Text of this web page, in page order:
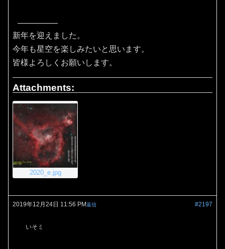
新年を迎えました。
今年も星空を楽しみたいと思います。
皆様よろしくお願いします。
Attachments:
2020_e.jpg
2019年12月24日 11:56 PM #2197
返信
いそミ